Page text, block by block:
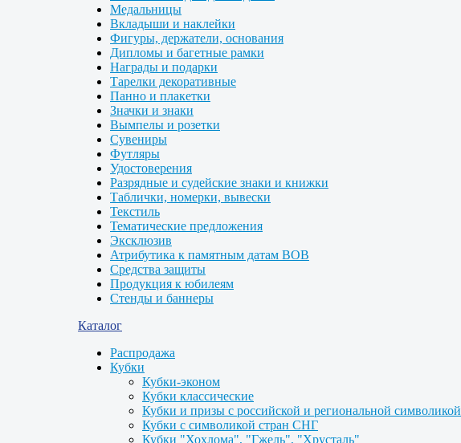
Медальницы
Вкладыши и наклейки
Фигуры, держатели, основания
Дипломы и багетные рамки
Награды и подарки
Тарелки декоративные
Панно и плакетки
Значки и знаки
Вымпелы и розетки
Сувениры
Футляры
Удостоверения
Разрядные и судейские знаки и книжки
Таблички, номерки, вывески
Текстиль
Тематические предложения
Эксклюзив
Атрибутика к памятным датам ВОВ
Средства защиты
Продукция к юбилеям
Стенды и баннеры
Каталог
Распродажа
Кубки
Кубки-эконом
Кубки классические
Кубки и призы с российской и региональной символикой
Кубки с символикой стран СНГ
Кубки "Хохлома", "Гжель", "Хрусталь"